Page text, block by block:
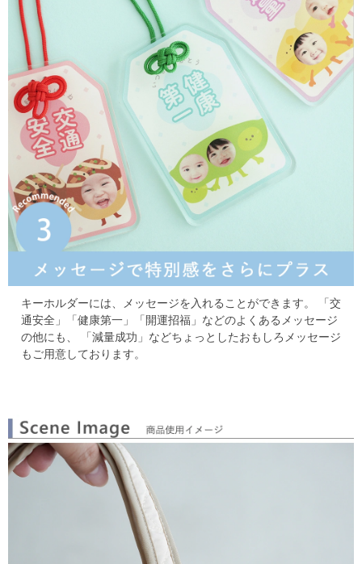
キーホルダーには、メッセージを入れることができます。
「交
通安全」「健康第一」「開運招福」などのよくあるメッセージ
の他にも、
「減量成功」などちょっとしたおもしろメッセージ
もご用意しております。